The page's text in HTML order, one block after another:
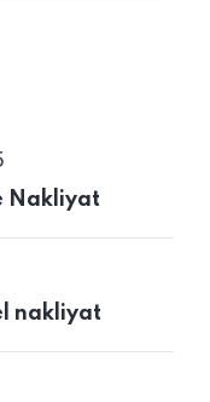
Nakliyat
nakliyat